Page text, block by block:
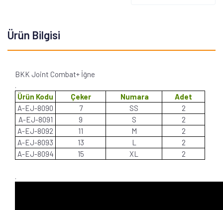
Ürün Bilgisi
BKK Joint Combat+ İğne
Ürün Kodu
Çeker Numara
Adet
A-EJ-8090
7 SS
2
A-EJ-8091
9 S
2
A-EJ-8092
11 M
2
A-EJ-8093
13 L
2
A-EJ-8094
15 XL 2